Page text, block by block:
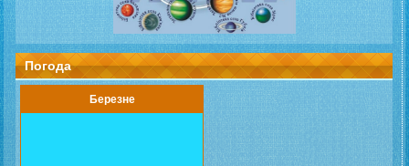
Погода
Березне